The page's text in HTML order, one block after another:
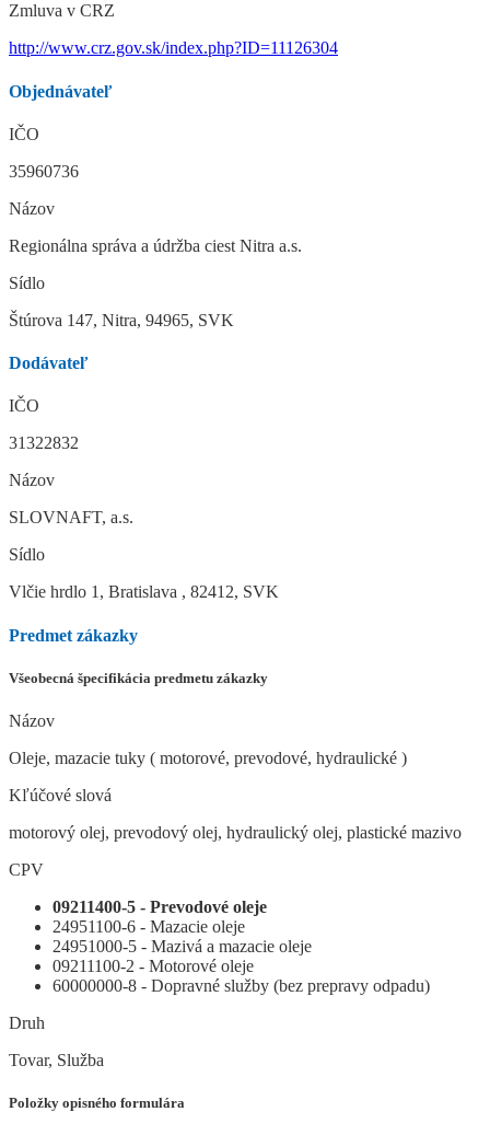
Zmluva v CRZ
http://www.crz.gov.sk/index.php?ID=11126304
Objednávateľ
IČO
35960736
Názov
Regionálna správa a údržba ciest Nitra a.s.
Sídlo
Štúrova 147, Nitra, 94965, SVK
Dodávateľ
IČO
31322832
Názov
SLOVNAFT, a.s.
Sídlo
Vlčie hrdlo 1, Bratislava , 82412, SVK
Predmet zákazky
Všeobecná špecifikácia predmetu zákazky
Názov
Oleje, mazacie tuky ( motorové, prevodové, hydraulické )
Kľúčové slová
motorový olej, prevodový olej, hydraulický olej, plastické mazivo
CPV
09211400-5 - Prevodové oleje
24951100-6 - Mazacie oleje
24951000-5 - Mazivá a mazacie oleje
09211100-2 - Motorové oleje
60000000-8 - Dopravné služby (bez prepravy odpadu)
Druh
Tovar, Služba
Položky opisného formulára